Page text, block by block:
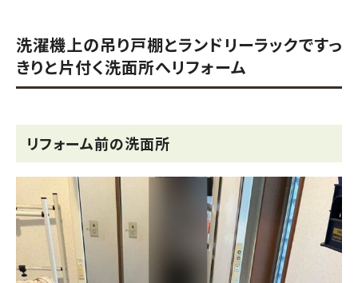
洗濯機上の吊り戸棚とランドリーラックですっ
きりと片付く洗面所へリフォーム
リフォーム前の洗面所